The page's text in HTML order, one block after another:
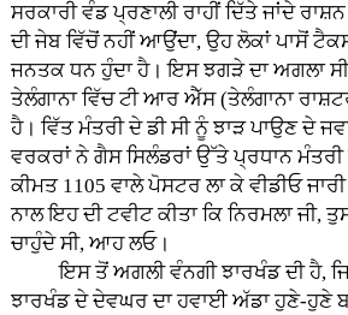
ਸਰਕਾਰੀ ਵੰਡ ਪ੍ਰਣਾਲੀ ਰਾਹੀਂ ਦਿੱਤੇ ਜਾਂਦੇ
ਦੀ ਜੇਬ ਵਿੱਚੋਂ ਨਹੀਂ ਆਉਂਦਾ, ਉਹ ਲੋਕਾਂ ਪਾਸੋਂ
ਜਨਤਕ ਧਨ ਹੁੰਦਾ ਹੈ। ਇਸ ਝਗੜੇ ਦਾ ਅਗਲਾ
ਤੇਲੰਗਾਨਾ ਵਿੱਚ ਟੀ ਆਰ ਐੱਸ (ਤੇਲੰਗਾਨਾ
ਹੈ। ਵਿੱਤ ਮੰਤਰੀ ਦੇ ਡੀ ਸੀ ਨੂੰ ਝਾੜ ਪਾਉਣ ਦੇ
ਵਰਕਰਾਂ ਨੇ ਗੈਸ ਸਿਲੰਡਰਾਂ ਉੱਤੇ ਪ੍ਰਧਾਨ ਮੰਤਰੀ
ਕੀਮਤ 1105 ਵਾਲੇ ਪੋਸਟਰ ਲਾ ਕੇ ਵੀਡੀਓ
ਨਾਲ ਇਹ ਦੀ ਟਵੀਟ ਕੀਤਾ ਕਿ ਨਿਰਮਲਾ ਜੀ,
ਚਾਹੁੰਦੇ ਸੀ, ਆਹ ਲਓ।
ਇਸ ਤੋਂ ਅਗਲੀ ਵੰਨਗੀ ਝਾਰਖੰਡ ਦੀ ਹੈ,
ਝਾਰਖੰਡ ਦੇ ਦੇਵਘਰ ਦਾ ਹਵਾਈ ਅੱਡਾ ਹੁਣੇ-ਹੁਣੇ